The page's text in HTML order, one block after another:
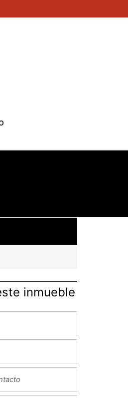
inmueble